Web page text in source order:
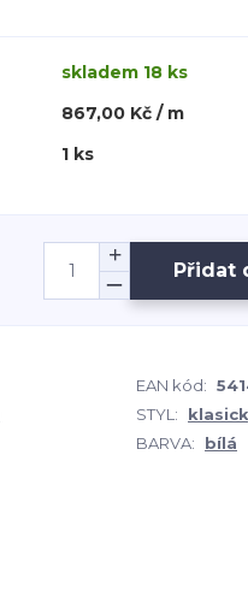
skladem 18 ks
867,00 Kč / m
1 ks
Přidat
EAN kód:
STYL:
BARVA: bílá